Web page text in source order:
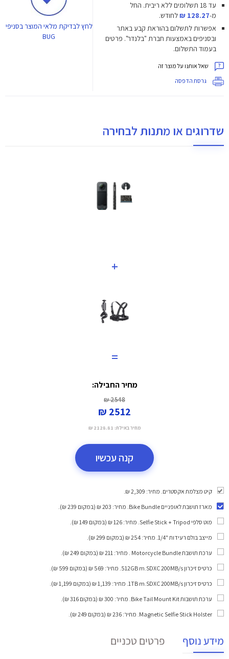
עד 18 תשלומים ללא ריבית.
החל
מ-128.27 ₪
לחודש.
אפשרות לתשלום בהוראת קבע באתר
ובסניפים באמצעות חברת "בלנדר". פרטים
בעמוד התשלום.
שאל אותנו על מוצר זה
גרסת הדפסה
לחץלבדיקת מלאי המוצר בסניפי
BUG
שדרוגים או מתנות לבחירה
+
=
מחיר החבילה:
2548 ₪
2512 ₪
מחיר באילת: 2128.81 ₪
קנה עכשיו
קיט מצלמת אקסטרים. מחיר: 2,309 ₪.
מארז תושבת לאופניים Bike Bundle
. מחיר: 203 ₪ (במקום 239 ₪).
מוט סלפי Selfie Stick + Tripod
. מחיר: 126 ₪ (במקום 149 ₪).
מייצב בולם רעידות "1/4
. מחיר: 254 ₪ (במקום 299 ₪).
ערכת תושבת Motorcycle Bundle
. מחיר: 211 ₪ (במקום 249 ₪).
כרטיס זיכרון 512GB m.SDXC 200MB/s
. מחיר: 569 ₪ (במקום 599 ₪).
כרטיס זיכרון 1TB m.SDXC 200MB/s
. מחיר: 1,139 ₪ (במקום 1,199 ₪).
ערכת תושבות Bike Tail Mount Kit
. מחיר: 300 ₪ (במקום 316 ₪).
Magnetic Selfie Stick Holster. מחיר: 236 ₪ (במקום 249 ₪).
מידע נוסף פרטים טכניים